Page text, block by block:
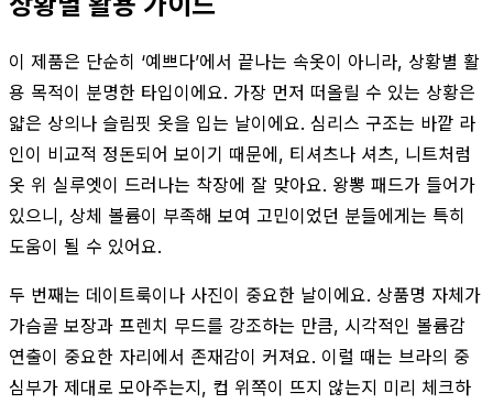
이 제품은 단순히 ‘예쁘다’에서 끝나는 속옷이 아니라, 상황별 활
용 목적이 분명한 타입이에요. 가장 먼저 떠올릴 수 있는 상황은
얇은 상의나 슬림핏 옷을 입는 날이에요. 심리스 구조는 바깥 라
인이 비교적 정돈되어 보이기 때문에, 티셔츠나 셔츠, 니트처럼
옷 위 실루엣이 드러나는 착장에 잘 맞아요. 왕뽕 패드가 들어가
있으니, 상체 볼륨이 부족해 보여 고민이었던 분들에게는 특히
도움이 될 수 있어요.
두 번째는 데이트룩이나 사진이 중요한 날이에요. 상품명 자체가
가슴골 보장과 프렌치 무드를 강조하는 만큼, 시각적인 볼륨감
연출이 중요한 자리에서 존재감이 커져요. 이럴 때는 브라의 중
심부가 제대로 모아주는지, 컵 위쪽이 뜨지 않는지 미리 체크하